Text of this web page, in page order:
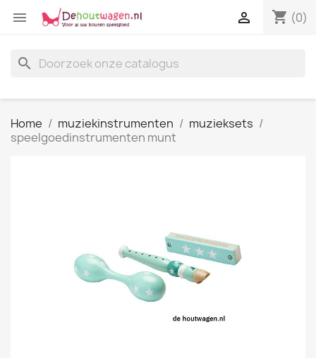
 shopping_cart (0)

search
Home muziekinstrumenten
muzieksets
speelgoedinstrumenten munt